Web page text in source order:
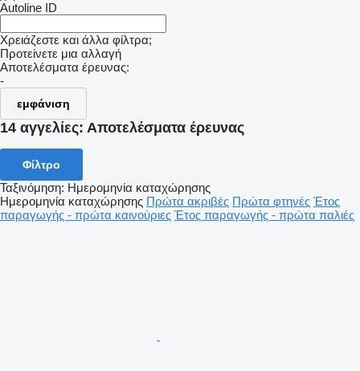
Autoline ID
Χρειάζεστε και άλλα φίλτρα;
Προτείνετε μια αλλαγή
Αποτελέσματα έρευνας:
-
εμφάνιση
14 αγγελίες: Αποτελέσματα έρευνας
Φίλτρο
Ταξινόμηση: Ημερομηνία καταχώρησης
Ημερομηνία καταχώρησης Πρώτα ακριβές Πρώτα φτηνές Έτος
παραγωγής - πρώτα καινούριες Έτος παραγωγής - πρώτα παλιές